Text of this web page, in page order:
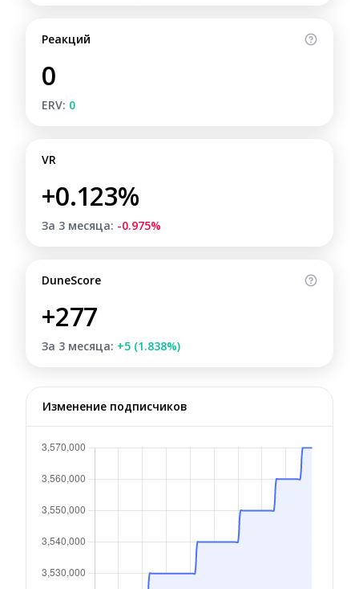
Реакций
0
ERV: 0
VR
+0.123%
За 3 месяца: -0.975%
DuneScore
+277
За 3 месяца: +5 (1.838%)
Изменение подписчиков